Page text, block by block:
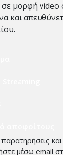
σε μορφή video
και
μέσω email